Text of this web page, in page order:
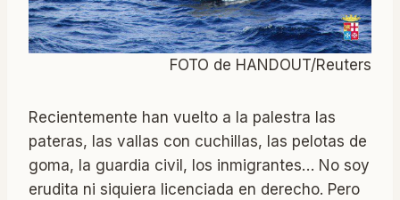
FOTO de HANDOUT/Reuters
Recientemente han vuelto a la palestra las
pateras, las vallas con cuchillas, las pelotas de
goma, la guardia civil, los inmigrantes… No soy
erudita ni siquiera licenciada en derecho. Pero